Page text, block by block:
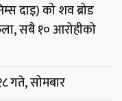
दाइ) को शव ब्रोड
सबै १० आरोहीको
गते, सोमबार